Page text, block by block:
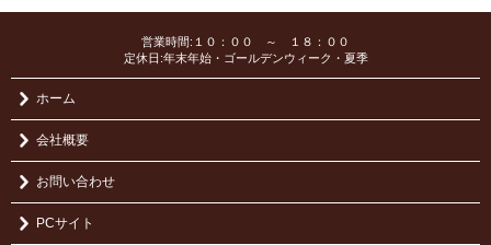
営業時間:１０：００ ～ １８：００
定休日:年末年始・ゴールデンウィーク・夏季
ホーム
会社概要
お問い合わせ
PCサイト